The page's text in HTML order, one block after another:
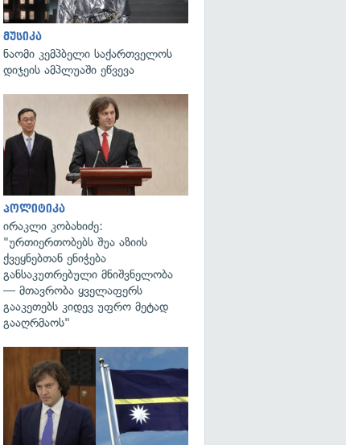
გადახედვა
მუსიკა
ნაომი კემპბელი საქართველოს
დიჯეის ამპლუაში ეწვევა
პოლიტიკა
ირაკლი კობახიძე:
"ურთიერთობებს შუა აზიის
ქვეყნებთან ენიჭება
განსაკუთრებული მნიშვნელობა
— მთავრობა ყველაფერს
გააკეთებს კიდევ უფრო მეტად
გააღრმაოს"